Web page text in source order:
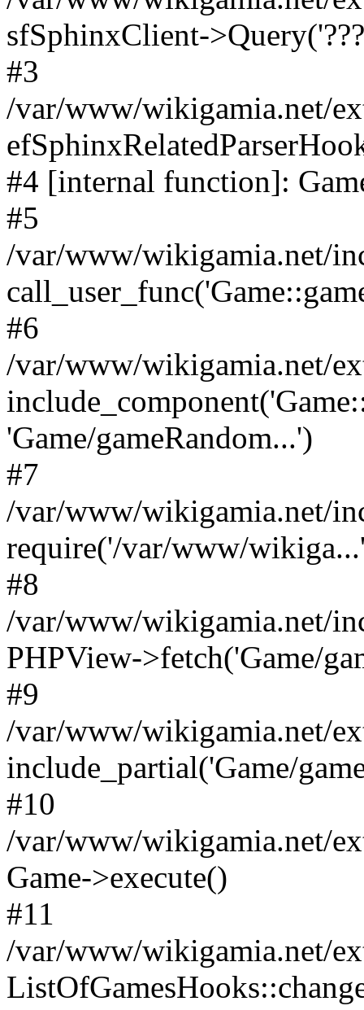
sfSphinxClient-
#3
/var/www/wikigamia.net/
#4 [internal function]:
#5
/var/www/wikigamia.net/
#6
/var/www/wikigamia.net/
'Game/gameRandom...')
#7
/var/www/wikigamia.net/
require('/var/www/
#8
/var/www/wikigamia.net/
PHPView->fetch('Game/
#9
/var/www/wikigamia.net/
include_partial('Game/
#10
/var/www/wikigamia.net/
Game->execute()
#11
/var/www/wikigamia.net/